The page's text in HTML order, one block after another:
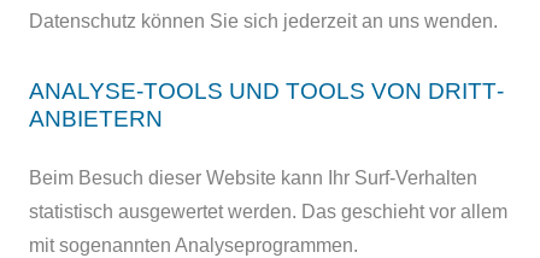
Datenschutz können Sie sich jederzeit an uns wenden.
ANALYSE-TOOLS UND TOOLS VON DRITT­
ANBIETERN
Beim Besuch dieser Website kann Ihr Surf-Verhalten
statistisch ausgewertet werden. Das geschieht vor allem
mit sogenannten Analyseprogrammen.